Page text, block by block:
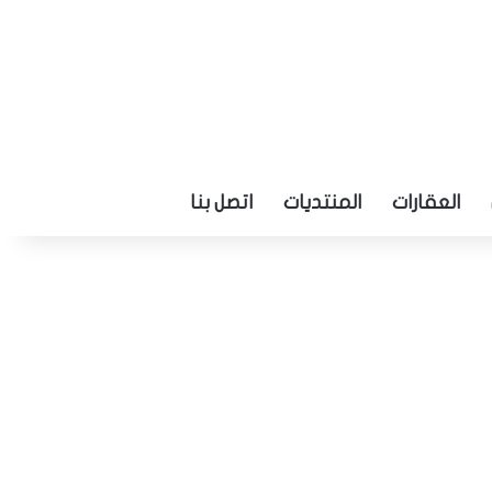
العقارات المنتديات اتصل بنا